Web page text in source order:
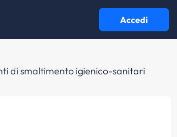
Accedi
di smaltimento igienico-sanitari